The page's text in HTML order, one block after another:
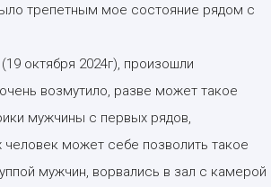
трепетным мое состояние рядом с
октября 2024г), произошли
возмутило, разве может такое
мужчины с первых рядов,
может себе позволить такое
мужчин, ворвались в зал с камерой